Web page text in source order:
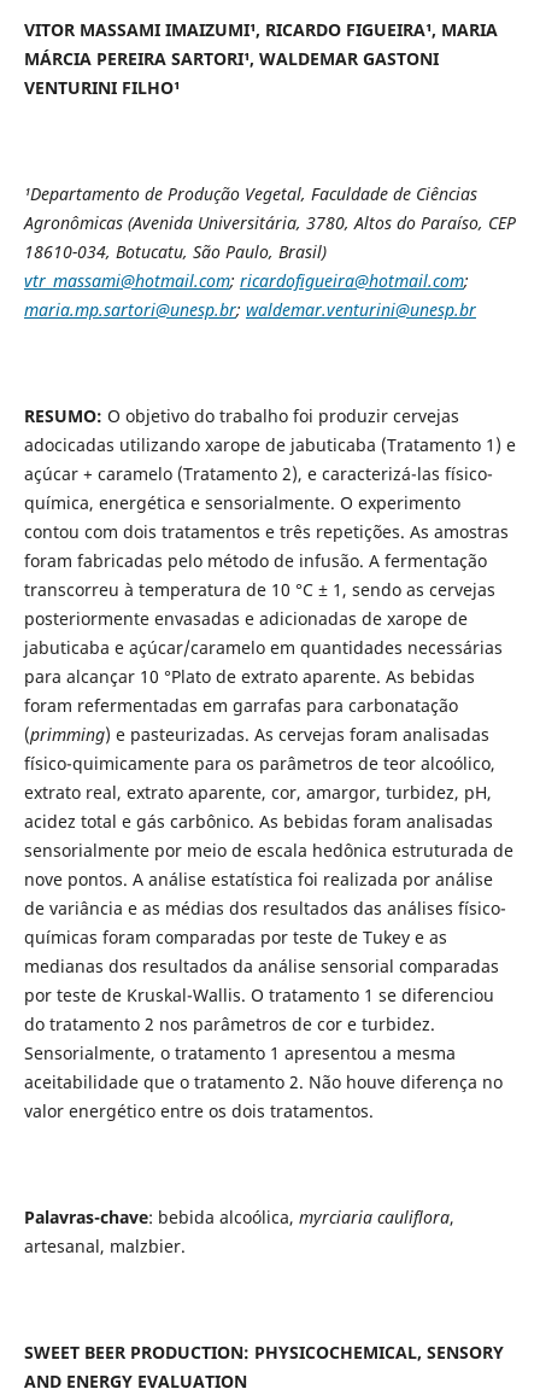
VITOR MASSAMI IMAIZUMI¹, RICARDO FIGUEIRA¹, MARIA
MÁRCIA PEREIRA SARTORI¹, WALDEMAR GASTONI
VENTURINI FILHO¹
¹Departamento de Produção Vegetal, Faculdade de Ciências
Agronômicas (Avenida Universitária, 3780, Altos do Paraíso, CEP
18610-034, Botucatu, São Paulo, Brasil)
vtr_massami@hotmail.com; ricardofigueira@hotmail.com;
maria.mp.sartori@unesp.br; waldemar.venturini@unesp.br
RESUMO: O objetivo do trabalho foi produzir cervejas
adocicadas utilizando xarope de jabuticaba (Tratamento 1) e
açúcar + caramelo (Tratamento 2), e caracterizá-las físico-
química, energética e sensorialmente. O experimento
contou com dois tratamentos e três repetições. As amostras
foram fabricadas pelo método de infusão. A fermentação
transcorreu à temperatura de 10 °C ± 1, sendo as cervejas
posteriormente envasadas e adicionadas de xarope de
jabuticaba e açúcar/caramelo em quantidades necessárias
para alcançar 10 °Plato de extrato aparente. As bebidas
foram refermentadas em garrafas para carbonatação
(primming) e pasteurizadas. As cervejas foram analisadas
físico-quimicamente para os parâmetros de teor alcoólico,
extrato real, extrato aparente, cor, amargor, turbidez, pH,
acidez total e gás carbônico. As bebidas foram analisadas
sensorialmente por meio de escala hedônica estruturada de
nove pontos. A análise estatística foi realizada por análise
de variância e as médias dos resultados das análises físico-
químicas foram comparadas por teste de Tukey e as
medianas dos resultados da análise sensorial comparadas
por teste de Kruskal-Wallis. O tratamento 1 se diferenciou
do tratamento 2 nos parâmetros de cor e turbidez.
Sensorialmente, o tratamento 1 apresentou a mesma
aceitabilidade que o tratamento 2. Não houve diferença no
valor energético entre os dois tratamentos.
Palavras-chave: bebida alcoólica, myrciaria cauliflora,
artesanal, malzbier.
SWEET BEER PRODUCTION: PHYSICOCHEMICAL, SENSORY
AND ENERGY EVALUATION